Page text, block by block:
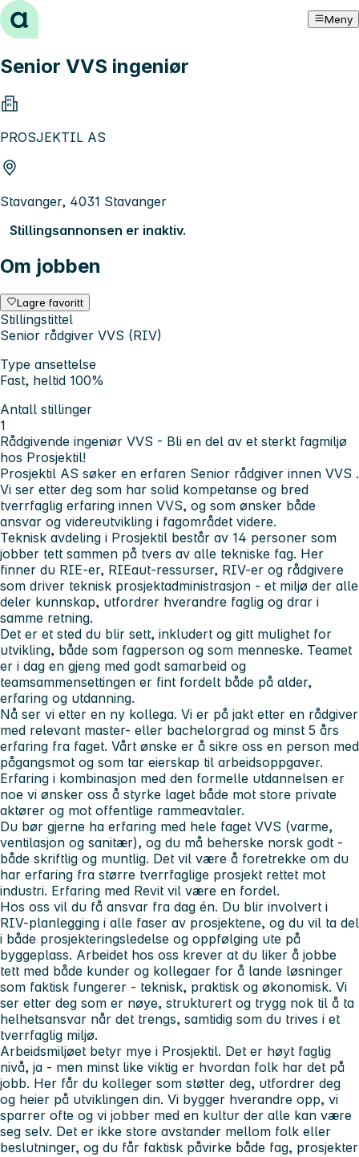
Hopp til innhold Meny
Senior VVS ingeniør
PROSJEKTIL AS
Stavanger, 4031 Stavanger
Stillingsannonsen er inaktiv.
Om jobben
Lagre favoritt
Stillingstittel
Senior rådgiver VVS (RIV)
Type ansettelse
Fast, heltid 100%
Antall stillinger
1
Rådgivende ingeniør VVS - Bli en del av et sterkt fagmiljø
hos Prosjektil!
Prosjektil AS søker en erfaren Senior rådgiver innen VVS .
Vi ser etter deg som har solid kompetanse og bred
tverrfaglig erfaring innen VVS, og som ønsker både
ansvar og videreutvikling i fagområdet videre.
Teknisk avdeling i Prosjektil består av 14 personer som
jobber tett sammen på tvers av alle tekniske fag. Her
finner du RIE-er, RIEaut-ressurser, RIV-er og rådgivere
som driver teknisk prosjektadministrasjon - et miljø der alle
deler kunnskap, utfordrer hverandre faglig og drar i
samme retning.
Det er et sted du blir sett, inkludert og gitt mulighet for
utvikling, både som fagperson og som menneske. Teamet
er i dag en gjeng med godt samarbeid og
teamsammensettingen er fint fordelt både på alder,
erfaring og utdanning.
Nå ser vi etter en ny kollega. Vi er på jakt etter en rådgiver
med relevant master- eller bachelorgrad og minst 5 års
erfaring fra faget. Vårt ønske er å sikre oss en person med
pågangsmot og som tar eierskap til arbeidsoppgaver.
Erfaring i kombinasjon med den formelle utdannelsen er
noe vi ønsker oss å styrke laget både mot store private
aktører og mot offentlige rammeavtaler.
Du bør gjerne ha erfaring med hele faget VVS (varme,
ventilasjon og sanitær), og du må beherske norsk godt -
både skriftlig og muntlig. Det vil være å foretrekke om du
har erfaring fra større tverrfaglige prosjekt rettet mot
industri. Erfaring med Revit vil være en fordel.
Hos oss vil du få ansvar fra dag én. Du blir involvert i
RIV-planlegging i alle faser av prosjektene, og du vil ta del
i både prosjekteringsledelse og oppfølging ute på
byggeplass. Arbeidet hos oss krever at du liker å jobbe
tett med både kunder og kollegaer for å lande løsninger
som faktisk fungerer - teknisk, praktisk og økonomisk. Vi
ser etter deg som er nøye, strukturert og trygg nok til å ta
helhetsansvar når det trengs, samtidig som du trives i et
tverrfaglig miljø.
Arbeidsmiljøet betyr mye i Prosjektil. Det er høyt faglig
nivå, ja - men minst like viktig er hvordan folk har det på
jobb. Her får du kolleger som støtter deg, utfordrer deg
og heier på utviklingen din. Vi bygger hverandre opp, vi
sparrer ofte og vi jobber med en kultur der alle kan være
seg selv. Det er ikke store avstander mellom folk eller
beslutninger, og du får faktisk påvirke både fag, prosjekter